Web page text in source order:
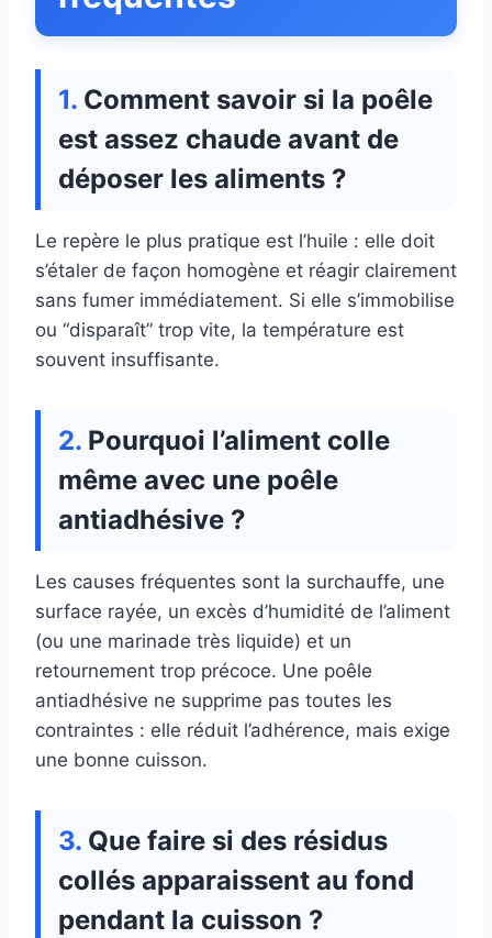
Comment savoir si la poêle
est assez chaude avant de
déposer les aliments ?
Le repère le plus pratique est l’huile : elle doit
s’étaler de façon homogène et réagir clairement
sans fumer immédiatement. Si elle s’immobilise
ou “disparaît” trop vite, la température est
souvent insuffisante.
Pourquoi l’aliment colle
même avec une poêle
antiadhésive ?
Les causes fréquentes sont la surchauffe, une
surface rayée, un excès d’humidité de l’aliment
(ou une marinade très liquide) et un
retournement trop précoce. Une poêle
antiadhésive ne supprime pas toutes les
contraintes : elle réduit l’adhérence, mais exige
une bonne cuisson.
Que faire si des résidus
collés apparaissent au fond
pendant la cuisson ?